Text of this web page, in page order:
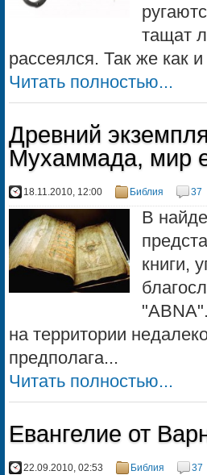
тащат
рассеялся. Так же как
Читать полностью...
Древний
Мухаммада, мир
18.11.2010, 12:00 Библия 37
В
книги,
на территории
предполага...
Читать полностью...
Евангелие от
22.09.2010, 02:53 Библия 37